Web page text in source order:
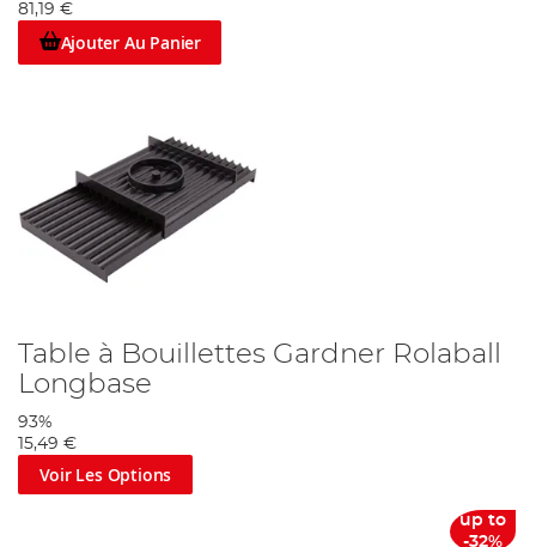
81,19 €
Ajouter Au Panier
Table à Bouillettes Gardner Rolaball
Longbase
93%
15,49 €
Voir Les Options
up to
-32%